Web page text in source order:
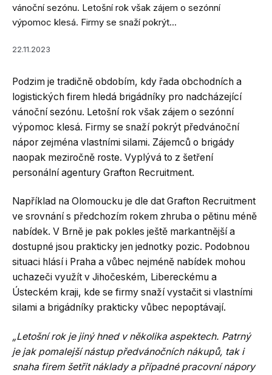
vánoční sezónu. Letošní rok však zájem o sezónní
výpomoc klesá. Firmy se snaží pokrýt...
22.11.2023
Podzim je tradičně obdobím, kdy řada obchodních a
logistických firem hledá brigádníky pro nadcházející
vánoční sezónu. Letošní rok však zájem o sezónní
výpomoc klesá. Firmy se snaží pokrýt předvánoční
nápor zejména vlastními silami. Zájemců o brigády
naopak meziročně roste. Vyplývá to z šetření
personální agentury Grafton Recruitment.
Například na Olomoucku je dle dat Grafton Recruitment
ve srovnání s předchozím rokem zhruba o pětinu méně
nabídek. V Brně je pak pokles ještě markantnější a
dostupné jsou prakticky jen jednotky pozic. Podobnou
situaci hlásí i Praha a vůbec nejméně nabídek mohou
uchazeči využít v Jihočeském, Libereckému a
Ústeckém kraji, kde se firmy snaží vystačit si vlastními
silami a brigádníky prakticky vůbec nepoptávají.
„Letošní rok je jiný hned v několika aspektech. Patrný
je jak pomalejší nástup předvánočních nákupů, tak i
snaha firem šetřit náklady a případné pracovní nápory